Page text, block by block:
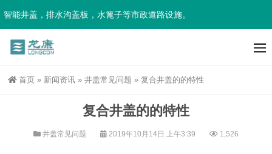
井盖，排水沟盖板，水篦子等市政道路设施。
首页 » 新闻资讯 » 井盖常见问题 » 复合井盖的的特性
复合井盖的的特性
井盖常见问题 2019年10月14日 上午3:39 1,526